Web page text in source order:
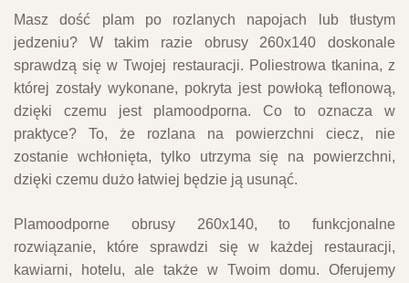
Masz dość plam po rozlanych napojach lub tłustym
jedzeniu? W takim razie obrusy 260x140 doskonale
sprawdzą się w Twojej restauracji. Poliestrowa tkanina, z
której zostały wykonane, pokryta jest powłoką teflonową,
dzięki czemu jest plamoodporna. Co to oznacza w
praktyce? To, że rozlana na powierzchni ciecz, nie
zostanie wchłonięta, tylko utrzyma się na powierzchni,
dzięki czemu dużo łatwiej będzie ją usunąć.
Plamoodporne obrusy 260x140, to funkcjonalne
rozwiązanie, które sprawdzi się w każdej restauracji,
kawiarni, hotelu, ale także w Twoim domu. Oferujemy